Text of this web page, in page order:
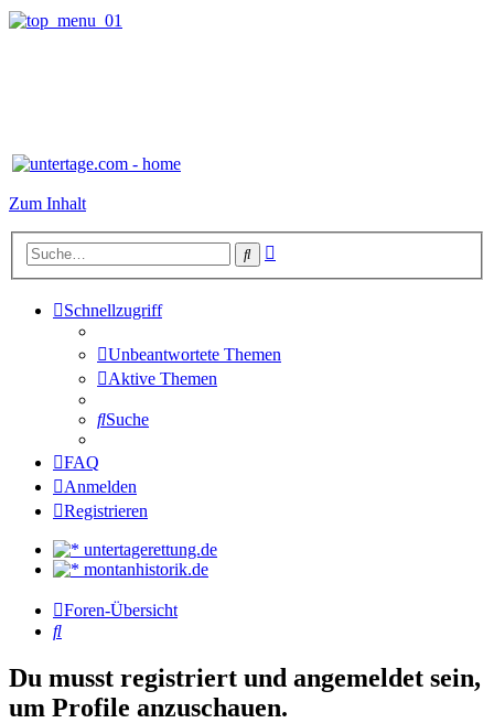
Zum Inhalt
Suche
Schnellzugriff
Unbeantwortete Themen
Aktive Themen
Suche
FAQ
Anmelden
Registrieren
untertagerettung.de
montanhistorik.de
Foren-Übersicht
Suche
Du musst registriert und angemeldet sein,
um Profile anzuschauen.